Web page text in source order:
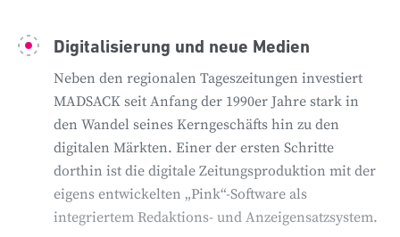
BETEILIGUNGEN IM ÜBERBLICK:
Leipziger Volkszeitungin Sachsen (1991)
Dresdner Neueste Nachrichtenin Sachsen
(1992)
Aller-Zeitungin Niedersachsen (1993)*
Wolfsburger Allgemeine Zeitungin
Digitalisierung und neue Medien
Neben den regionalen Tageszeitungen investiert
MADSACK seit Anfang der 1990er Jahre stark in
den Wandel seines Kerngeschäfts hin zu den
digitalen Märkten. Einer der ersten Schritte
dorthin ist die digitale Zeitungsproduktion mit der
eigens entwickelten „Pink“-Software als
integriertem Redaktions- und Anzeigensatzsystem.